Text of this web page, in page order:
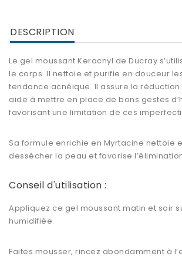
DESCRIPTION
Le gel moussant Keracnyl de Ducray
le corps. Il nettoie et purifie en douceur
tendance acnéique. Il assure la
aide à mettre en place de bons gestes
favorisant une limitation de ces
Sa formule enrichie en Myrtacine nettoie
dessécher la peau et favorise
Conseil d'utilisation :
Appliquez ce gel moussant matin et soir
humidifiée.
Faites mousser, rincez abondamment à